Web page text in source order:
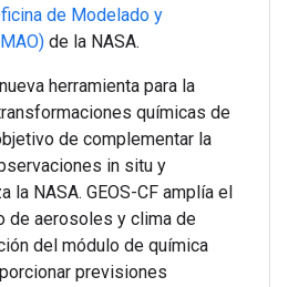
de Modelado y
de la NASA.
herramienta para la
químicas de
de complementar la
in situ y
la NASA. GEOS-CF amplía el
de aerosoles y clima de
del módulo de química
previsiones